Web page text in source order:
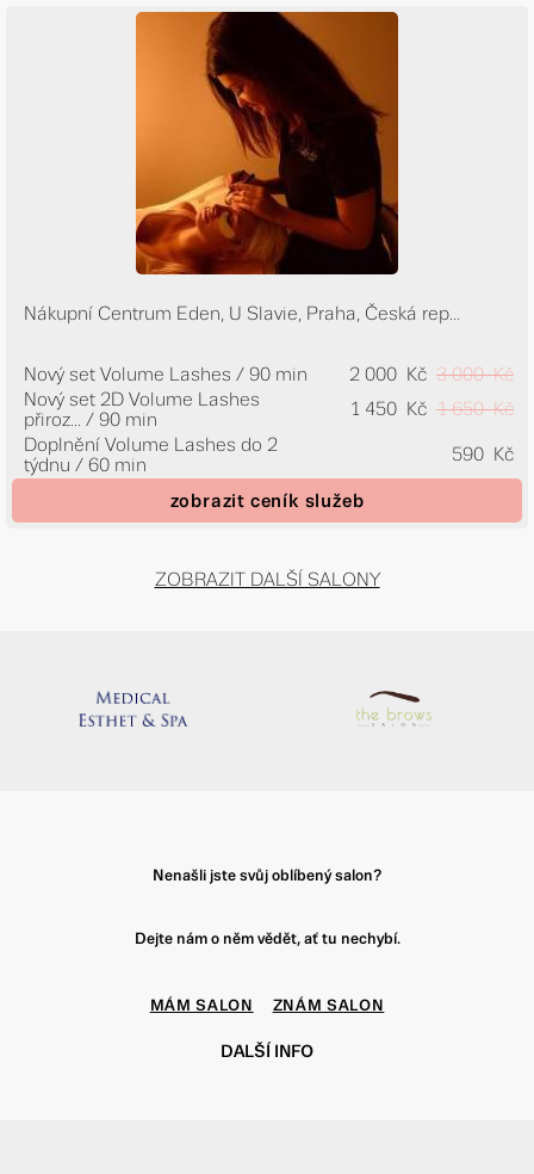
Nákupní Centrum Eden, U Slavie, Praha, Česká rep...
Nový set Volume Lashes / 90 min 2 000 Kč 3 000 Kč
Nový set 2D Volume Lashes
přiroz...
/ 90 min
1 450 Kč 1 650 Kč
Doplnění Volume Lashes do 2
týdnu / 60 min
590 Kč
zobrazit ceník služeb
ZOBRAZIT DALŠÍ SALONY
Nenašli jste svůj oblíbený salon?
Dejte nám o něm vědět, ať tu nechybí.
MÁM SALON ZNÁM SALON
DALŠÍ INFO